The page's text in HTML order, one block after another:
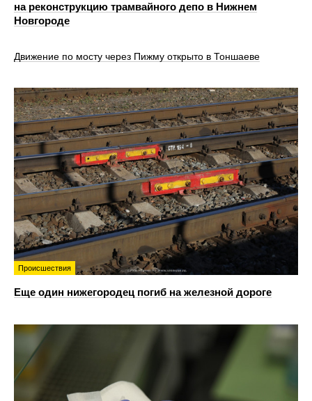
на реконструкцию трамвайного депо в Нижнем
Новгороде
Движение по мосту через Пижму открыто в Тоншаеве
Происшествия
Еще один нижегородец погиб на железной дороге